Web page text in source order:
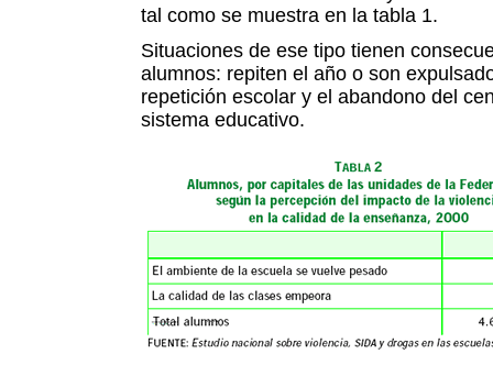
tal como se muestra en la tabla 1.
Situaciones de ese tipo tienen
alumnos: repiten el año o son
repetición escolar y el abandono del
sistema educativo.